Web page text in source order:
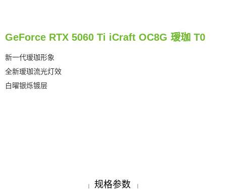
GeForce RTX 5060 Ti iCraft OC8G 瑷珈 T0
新一代瑷珈形象
全新瑷珈流光灯效
白曜银烁镀层
| 规格参数 |